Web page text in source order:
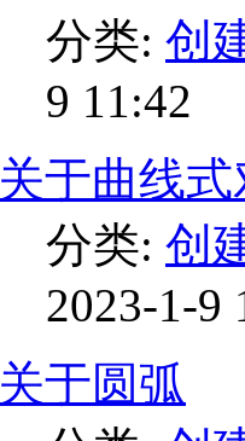
分类: 创
9 11:42
关于曲线
分类: 创
2023-1-9
关于圆弧